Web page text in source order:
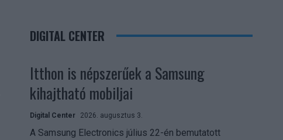
DIGITAL CENTER
Itthon is népszerűek a Samsung
kihajtható mobiljai
Digital Center 2026. augusztus 3.
A Samsung Electronics július 22-én bemutatott